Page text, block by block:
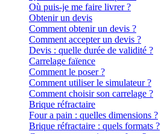
Où puis-je me faire livrer ?
Obtenir un devis
Comment obtenir un devis ?
Comment accepter un devis ?
Devis : quelle durée de validité ?
Carrelage faïence
Comment le poser ?
Comment utiliser le simulateur ?
Comment choisir son carrelage ?
Brique réfractaire
Four a pain : quelles dimensions ?
Brique réfractaire : quels formats ?